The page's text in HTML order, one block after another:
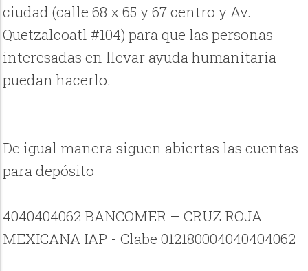
ciudad (calle 68 x 65 y 67 centro y Av.
Quetzalcoatl #104) para que las personas
interesadas en llevar ayuda humanitaria
puedan hacerlo.
De igual manera siguen abiertas las cuentas
para depósito
4040404062 BANCOMER – CRUZ ROJA
MEXICANA IAP - Clabe 012180004040404062